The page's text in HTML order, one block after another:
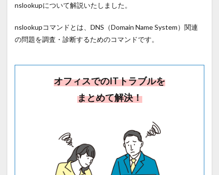
nslookupについて解説いたしました。
nslookupコマンドとは、DNS（Domain Name System）関連
の問題を調査・診断するためのコマンドです。
オフィスでのITトラブルを
まとめて解決！